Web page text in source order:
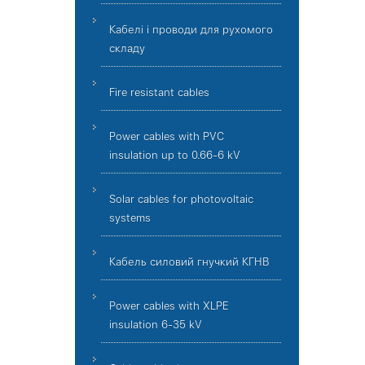
Кабелі і проводи для рухомого
складу
Fire resistant cables
Power cables with PVC
insulation up to 0.66-6 kV
Solar cables for photovoltaic
systems
Кабель силовий гнучкий КГНВ
Power cables with XLPE
insulation 6-35 kV